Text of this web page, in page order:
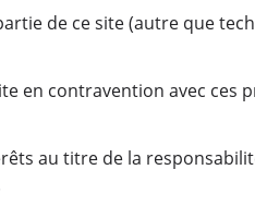
de ce site (autre que
en contravention avec
au titre de la